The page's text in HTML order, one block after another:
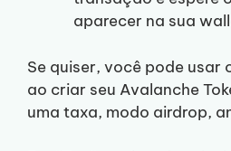
aparecer na sua
Se quiser, você pode
ao criar seu Avalanche
uma taxa, modo airdrop,